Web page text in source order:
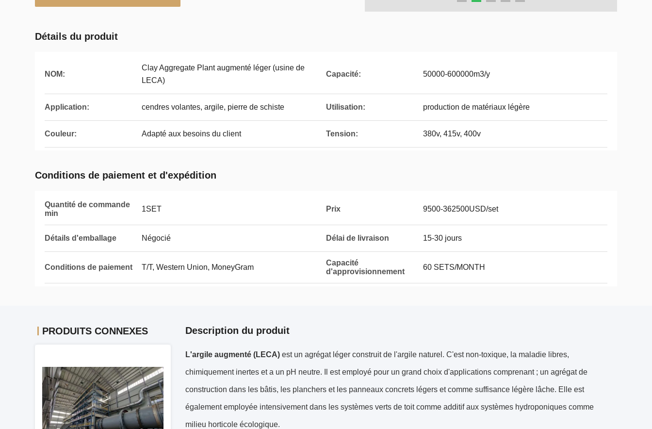
Détails du produit
NOM:
Clay Aggregate Plant augmenté léger (usine de
LECA)
Capacité: 50000-600000m3/y
Application: cendres volantes, argile, pierre de schiste Utilisation: production de matériaux légère
Couleur: Adapté aux besoins du client Tension: 380v, 415v, 400v
Conditions de paiement et d'expédition
Quantité de commande
min
1SET Prix 9500-362500USD/set
Détails d'emballage Négocié Délai de livraison 15-30 jours
Conditions de paiement T/T, Western Union, MoneyGram
Capacité
d'approvisionnement
60 SETS/MONTH
PRODUITS CONNEXES Description du produit
L'argile augmenté (LECA) est un agrégat léger construit de l'argile naturel. C'est non-toxique, la maladie libres,
chimiquement inertes et a un pH neutre. Il est employé pour un grand choix d'applications comprenant ; un agrégat de
construction dans les bâtis, les planchers et les panneaux concrets légers et comme suffisance légère lâche. Elle est
également employée intensivement dans les systèmes verts de toit comme additif aux systèmes hydroponiques comme
milieu horticole écologique.